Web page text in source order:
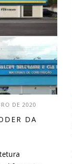
DE 2020
DA